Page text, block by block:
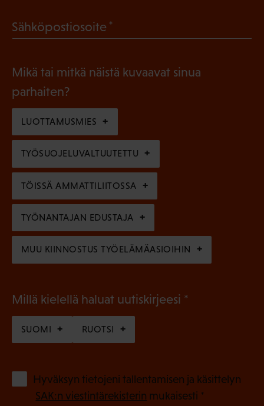
l
n
e
)
k
l
i
n
e
n
)
Sähköpostiosoite
l
i
n
e
n
)
Mikä tai mitkä näistä kuvaavat sinua
parhaiten?
LUOTTAMUSMIES
TYÖSUOJELUVALTUUTETTU
TÖISSÄ AMMATTILIITOSSA
TYÖNANTAJAN EDUSTAJA
MUU KIINNOSTUS TYÖELÄMÄASIOIHIN
Millä kielellä haluat uutiskirjeesi
o
l
SUOMI RUOTSI
Hyväksyn tietojeni tallentamisen ja käsittelyn
SAK:n viestintärekisterin mukaisesti *